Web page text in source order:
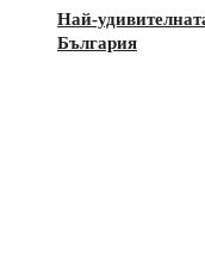
Най-
България